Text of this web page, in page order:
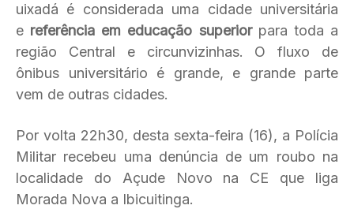
uixadá é considerada uma cidade universitária
e referência em educação superiorpara toda a
região Central e circunvizinhas. O fluxo de
ônibus universitário é grande, e grande parte
vem de outras cidades.
Por volta 22h30, desta sexta-feira (16), a Polícia
Militar recebeu uma denúncia de um roubo na
localidade do Açude Novo na CE que liga
Morada Nova a Ibicuitinga.